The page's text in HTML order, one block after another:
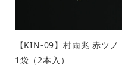
【KIN-09】村雨兆 赤ツノ
1袋（2本入）